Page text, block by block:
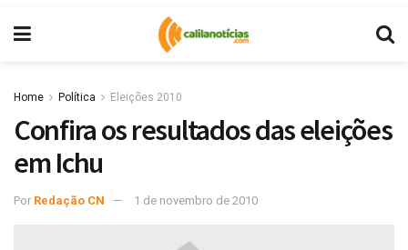
Home Política Eleições 2010
Confira os resultados das eleições
em Ichu
Por Redação CN 1 de novembro de 2010